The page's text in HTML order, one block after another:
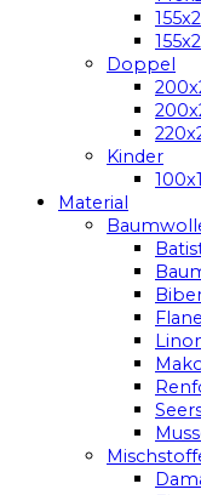
Doppel
Kinder
Material